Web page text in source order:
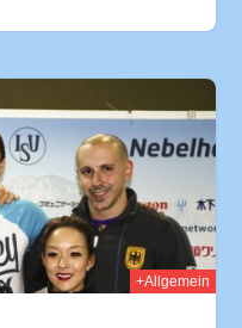
+Allgemein